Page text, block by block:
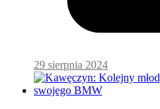
29 sierpnia 2024